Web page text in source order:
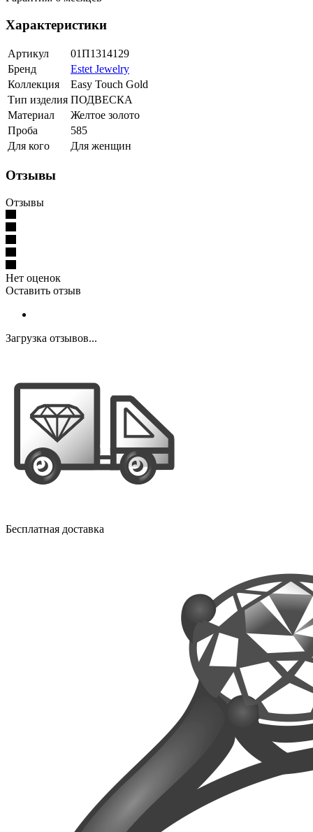
Характеристики
Артикул
01П1314129
Бренд
Estet Jewelry
Коллекция
Easy Touch Gold
Тип изделия ПОДВЕСКА
Материал
Желтое золото
Проба
585
Для кого
Для женщин
Отзывы
Отзывы
Нет оценок
Оставить отзыв
Загрузка отзывов...
Бесплатная доставка